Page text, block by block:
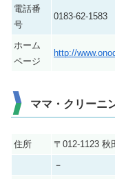
電話番
号
0183-62-1583
ホーム
ページ
http://
ママ・クリーニ
住所 〒012-1123 秋
－